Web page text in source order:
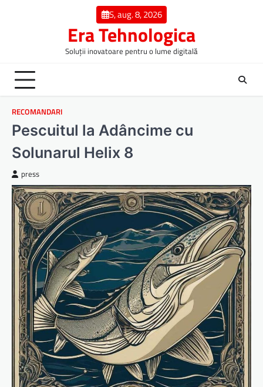
S, aug. 8, 2026
Era Tehnologica
Soluții inovatoare pentru o lume digitală
RECOMANDARI
Pescuitul la Adâncime cu
Solunarul Helix 8
press